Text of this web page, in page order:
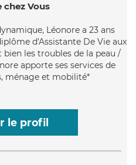
chez Vous
Léonore a 23 ans
d'Assistante De Vie aux
les troubles de la peau /
apporte ses services de
ménage et mobilité*
le profil